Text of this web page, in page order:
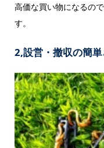
高価な買い物になるの
す。
2,設営・撤収の簡単